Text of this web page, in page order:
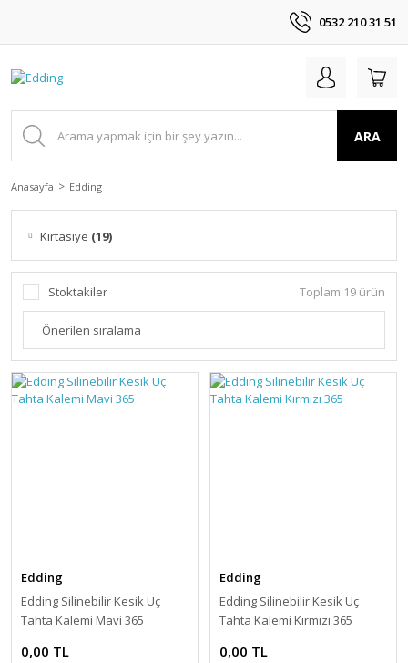
0532 210 31 51
ARA
Anasayfa Edding
Kırtasiye (19)
Stoktakiler Toplam 19 ürün
Edding
Edding Silinebilir Kesik Uç
Tahta Kalemi Mavi 365
0,00 TL
Edding
Edding Silinebilir Kesik Uç
Tahta Kalemi Kırmızı 365
0,00 TL